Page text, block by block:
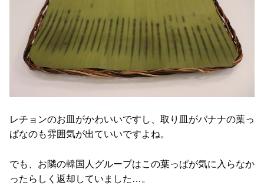
レチョンのお皿がかわいいですし、取り皿がバナナの葉っ
ぱなのも雰囲気が出ていいですよね。
でも、お隣の韓国人グループはこの葉っぱが気に入らなか
ったらしく返却していました…。